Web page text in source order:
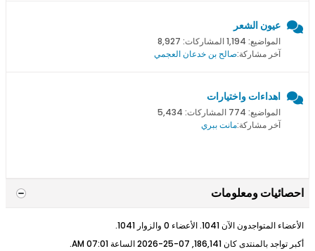
عيون الشعر
المواضيع: 1,194 المشاركات: 8,927
آخر مشاركة:صالح بن خدعان العجمي
اهداءات واختيارات
المواضيع: 774 المشاركات: 5,434
آخر مشاركة:مانت ببري
احصائيات ومعلومات
الأعضاء المتواجدون الآن 1041. الأعضاء 0 والزوار 1041.
أكبر تواجد بالمنتدى كان 186,141, 07-25-2026 الساعة
07:01 AM
.